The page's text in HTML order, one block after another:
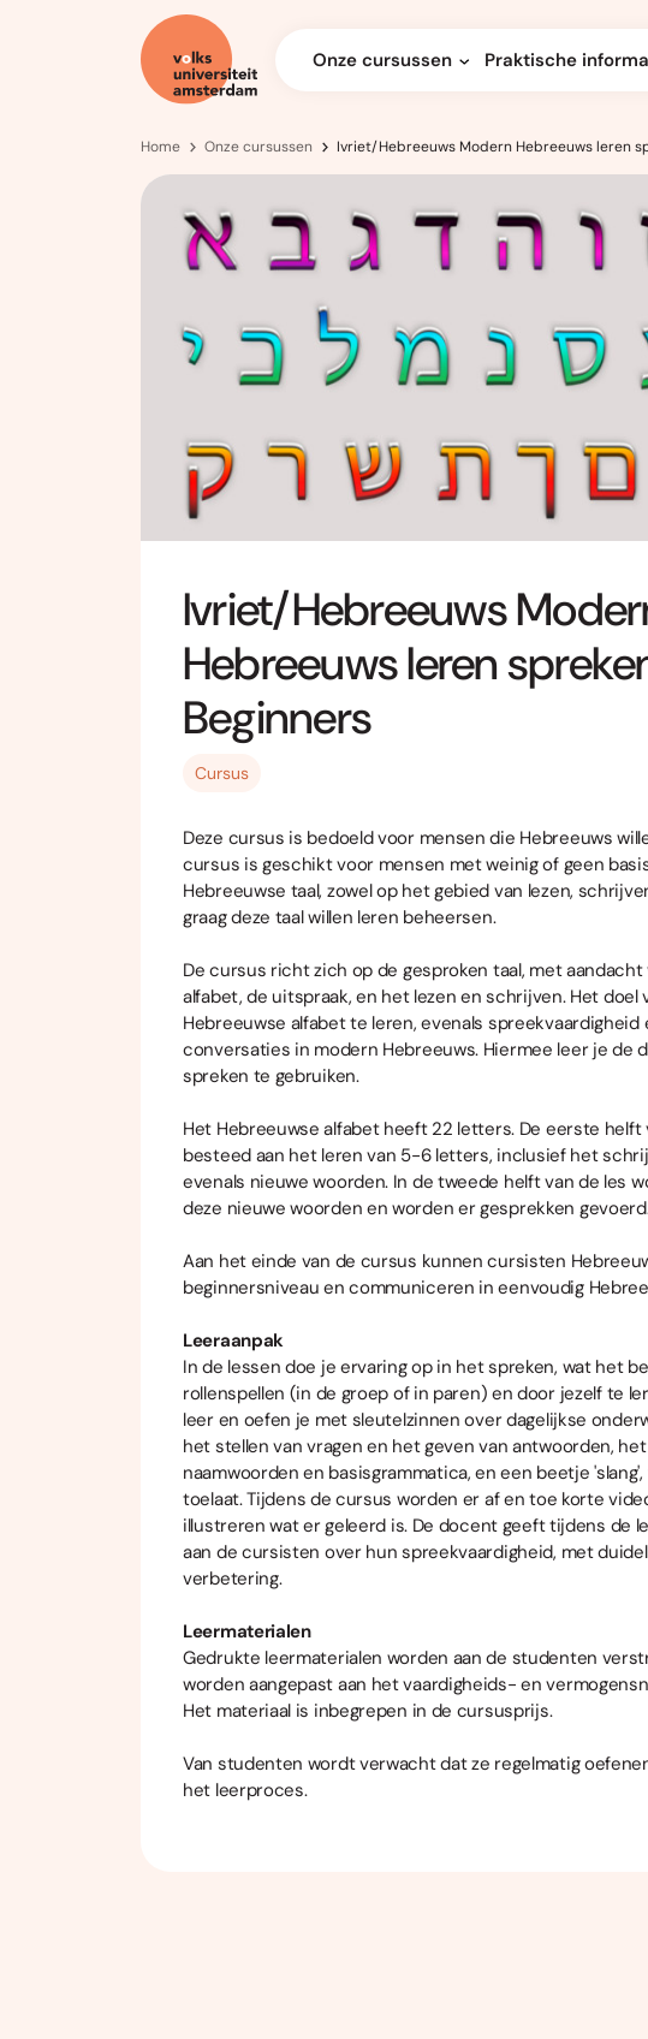
Onze cursussen Praktische
Home Onze cursussen Ivriet/Hebreeuws Modern Hebreeuws leren
Ivriet/Hebreeuws
Hebreeuws leren
Beginners
Cursus
Deze cursus is bedoeld voor mensen die Hebreeuws
cursus is geschikt voor mensen met weinig of geen
Hebreeuwse taal, zowel op het gebied van lezen,
graag deze taal willen leren beheersen.
De cursus richt zich op de gesproken taal, met
alfabet, de uitspraak, en het lezen en schrijven. Het
Hebreeuwse alfabet te leren, evenals
conversaties in modern Hebreeuws. Hiermee leer je de
spreken te gebruiken.
Het Hebreeuwse alfabet heeft 22 letters. De eerste helft
besteed aan het leren van 5-6 letters, inclusief het
evenals nieuwe woorden. In de tweede helft van de les
deze nieuwe woorden en worden er gesprekken
Aan het einde van de cursus kunnen cursisten
beginnersniveau en communiceren in eenvoudig
Leeraanpak
In de lessen doe je ervaring op in het spreken, wat het
rollenspellen (in de groep of in paren) en door jezelf te
leer en oefen je met sleutelzinnen over dagelijkse
het stellen van vragen en het geven van antwoorden,
naamwoorden en basisgrammatica, en een beetje
toelaat. Tijdens de cursus worden er af en toe korte
illustreren wat er geleerd is. De docent geeft tijdens de
aan de cursisten over hun spreekvaardigheid, met
verbetering.
Leermaterialen
Gedrukte leermaterialen worden aan de studenten
worden aangepast aan het vaardigheids- en
Het materiaal is inbegrepen in de cursusprijs.
Van studenten wordt verwacht dat ze regelmatig
het leerproces.